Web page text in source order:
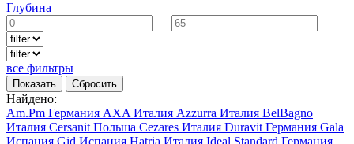
Глубина
—
все фильтры
Найдено:
Am.Pm Германия AXA Италия Azzurra Италия BelBagno
Италия Cersanit Польша Cezares Италия Duravit Германия Gala
Испания Gid Испания Hatria Италия Ideal Standard Германия